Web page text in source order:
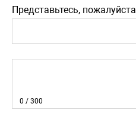
Представьтесь, пожалуйста
0 / 300